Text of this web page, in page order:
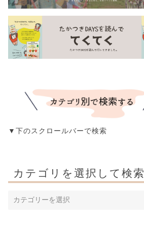
▼下のスクロールバーで検索
カテゴリを選択して検索